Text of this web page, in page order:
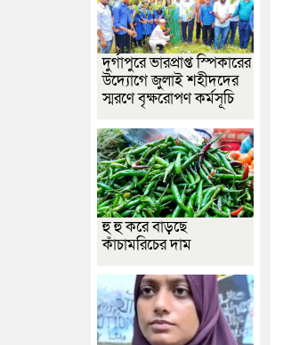
দুর্গাপুরে ভারপ্রাপ্ত স্পিকারের
উদ্যোগে জুলাই শহীদদের
স্মরণে বৃক্ষরোপণ কর্মসূচি
হু হু করে বাড়ছে
কাঁচামরিচের দাম